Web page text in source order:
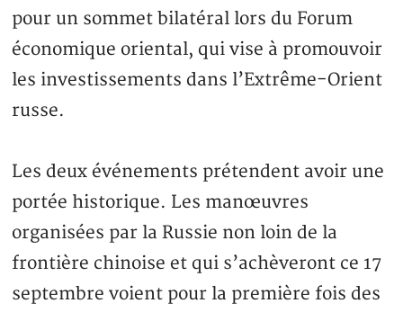
pour un sommet bilatéral lors du Forum
économique oriental, qui vise à promouvoir
les investissements dans l’Extrême-Orient
russe.
Les deux événements prétendent avoir une
portée historique. Les manœuvres
organisées par la Russie non loin de la
frontière chinoise et qui s’achèveront ce 17
septembre voient pour la première fois des